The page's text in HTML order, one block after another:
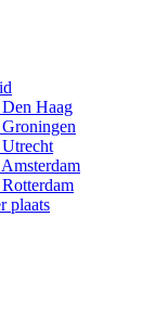
Haag
plaats